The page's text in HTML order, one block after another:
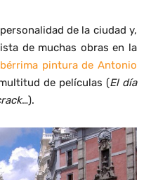
de la ciudad y,
de muchas obras en la
pintura de Antonio
de películas (El día
…).